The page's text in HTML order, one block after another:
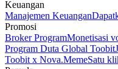
Keuangan
Manajemen Keuangan
Promosi
Broker ProgramMonetisasi
Program Duta Global Toobit
Toobit x Nova.MemeSatu